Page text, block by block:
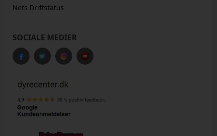
Nets Driftstatus
SOCIALE MEDIER